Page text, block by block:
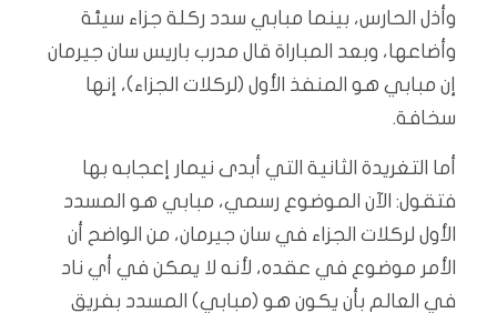
وأذل الحارس، بينما مبابي سدد ركلة جزاء سيئة
وأضاعها، وبعد المباراة قال مدرب باريس سان جيرمان
إن مبابي هو المنفذ الأول (لركلات الجزاء)، إنها
سخافة.
أما التغريدة الثانية التي أبدى نيمار إعجابه بها
فتقول: الآن الموضوع رسمي، مبابي هو المسدد
الأول لركلات الجزاء في سان جيرمان، من الواضح أن
الأمر موضوع في عقده، لأنه لا يمكن في أي ناد
في العالم بأن يكون هو (مبابي) المسدد بفريق